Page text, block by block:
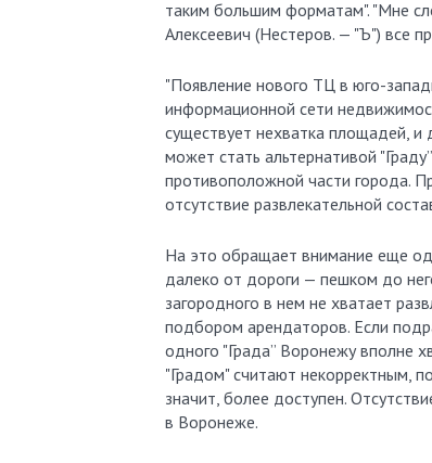
таким большим форматам". "Мне
Алексеевич (Нестеров. — "Ъ") все
"Появление нового ТЦ в юго-
информационной сети
существует нехватка площадей,
может стать альтернативой
противоположной части города.
отсутствие развлекательной
На это обращает внимание еще
далеко от дороги — пешком до
загородного в нем не хватает
подбором арендаторов. Если
одного "Града” Воронежу вполне
"Градом" считают некорректным,
значит, более доступен.
в Воронеже.